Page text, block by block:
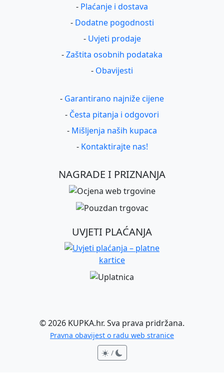
- Plaćanje i dostava
- Dodatne pogodnosti
- Uvjeti prodaje
-Zaštita osobnih podataka
- Obavijesti
- Garantirano najniže cijene
- Česta pitanja i odgovori
- Mišljenja naših kupaca
- Kontaktirajte nas!
NAGRADE I PRIZNANJA
UVJETI PLAĆANJA
©2026 KUPKA.hr. Sva prava pridržana.
Pravna obavijest o radu web stranice
/